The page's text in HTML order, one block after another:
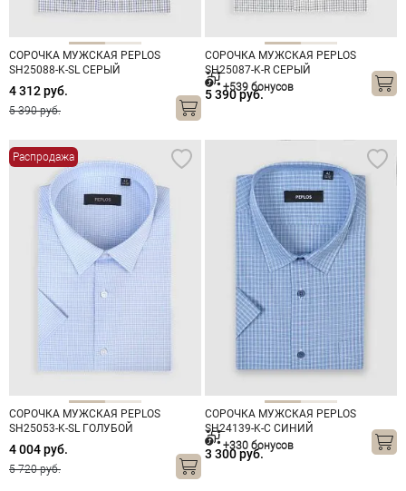
СОРОЧКА МУЖСКАЯ PEPLOS
SH25088-K-SL СЕРЫЙ
4 312 руб.
5 390 руб.
СОРОЧКА МУЖСКАЯ PEPLOS
SH25087-K-R СЕРЫЙ
5 390 руб.
+539 бонусов
Распродажа
СОРОЧКА МУЖСКАЯ PEPLOS
SH25053-K-SL ГОЛУБОЙ
4 004 руб.
5 720 руб.
СОРОЧКА МУЖСКАЯ PEPLOS
SH24139-K-C СИНИЙ
3 300 руб.
+330 бонусов